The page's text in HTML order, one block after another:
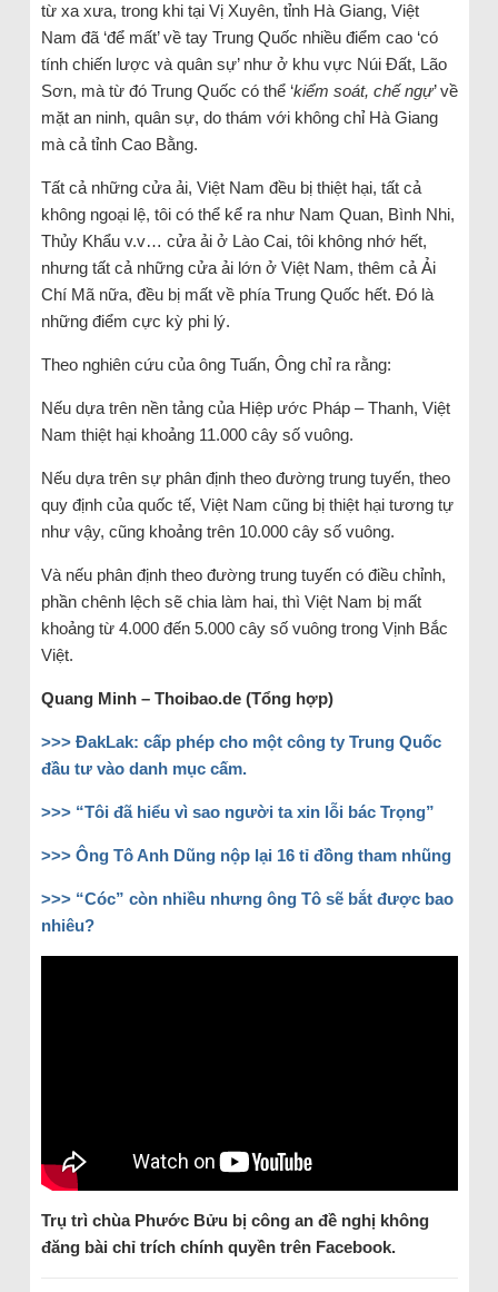
từ xa xưa, trong khi tại Vị Xuyên, tỉnh Hà Giang, Việt
Nam đã ‘để mất’ về tay Trung Quốc nhiều điểm cao ‘có
tính chiến lược và quân sự’ như ở khu vực Núi Đất, Lão
Sơn, mà từ đó Trung Quốc có thể ‘kiểm soát, chế ngự’ về
mặt an ninh, quân sự, do thám với không chỉ Hà Giang
mà cả tỉnh Cao Bằng.
Tất cả những cửa ải, Việt Nam đều bị thiệt hại, tất cả
không ngoại lệ, tôi có thể kể ra như Nam Quan, Bình Nhi,
Thủy Khẩu v.v… cửa ải ở Lào Cai, tôi không nhớ hết,
nhưng tất cả những cửa ải lớn ở Việt Nam, thêm cả Ải
Chí Mã nữa, đều bị mất về phía Trung Quốc hết. Đó là
những điểm cực kỳ phi lý.
Theo nghiên cứu của ông Tuấn, Ông chỉ ra rằng:
Nếu dựa trên nền tảng của Hiệp ước Pháp – Thanh, Việt
Nam thiệt hại khoảng 11.000 cây số vuông.
Nếu dựa trên sự phân định theo đường trung tuyến, theo
quy định của quốc tế, Việt Nam cũng bị thiệt hại tương tự
như vậy, cũng khoảng trên 10.000 cây số vuông.
Và nếu phân định theo đường trung tuyến có điều chỉnh,
phần chênh lệch sẽ chia làm hai, thì Việt Nam bị mất
khoảng từ 4.000 đến 5.000 cây số vuông trong Vịnh Bắc
Việt.
Quang Minh – Thoibao.de (Tổng hợp)
>>> ĐakLak: cấp phép cho một công ty Trung Quốc
đầu tư vào danh mục cấm.
>>> “Tôi đã hiểu vì sao người ta xin lỗi bác Trọng”
>>> Ông Tô Anh Dũng nộp lại 16 tỉ đồng tham nhũng
>>> “Cóc” còn nhiều nhưng ông Tô sẽ bắt được bao
nhiêu?
Trụ trì chùa Phước Bửu bị công an đề nghị không
đăng bài chỉ trích chính quyền trên Facebook.